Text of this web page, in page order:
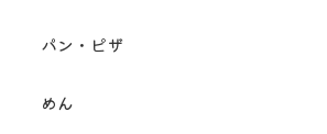
パン・ピザ
めん